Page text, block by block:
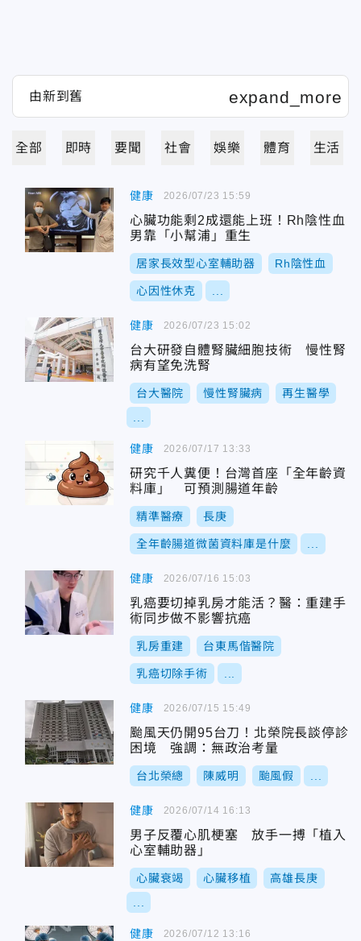
全部 即時 要聞 社會 娛樂 體育 生活
健康
心臟功能剩2成還能上班！Rh陰性血
男靠「小幫浦」重生
居家長效型心室輔助器 Rh陰性血
心因性休克
2026/07/23 15:59
健康
台大研發自體腎臟細胞技術 慢性腎
病有望免洗腎
台大醫院 慢性腎臟病 再生醫學
2026/07/23 15:02
健康
研究千人糞便！台灣首座「全年齡資
料庫」 可預測腸道年齡
精準醫療 長庚
全年齡腸道微菌資料庫是什麼
2026/07/17 13:33
健康
乳癌要切掉乳房才能活？醫：重建手
術同步做不影響抗癌
乳房重建 台東馬偕醫院
乳癌切除手術
2026/07/16 15:03
健康
颱風天仍開95台刀！北榮院長談停診
困境 強調：無政治考量
台北榮總 陳威明 颱風假
2026/07/15 15:49
健康
男子反覆心肌梗塞 放手一搏「植入
心室輔助器」
心臟衰竭 心臟移植 高雄長庚
2026/07/14 16:13
健康 2026/07/12 13:16